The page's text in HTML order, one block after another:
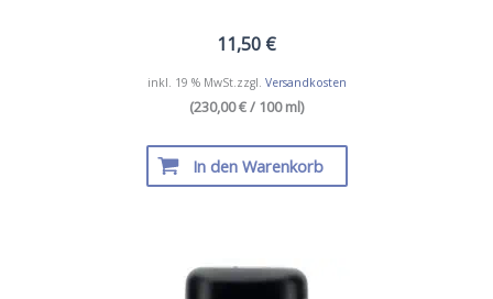
11,50 €
inkl. 19 % MwSt.zzgl. Versandkosten
(230,00 € / 100 ml)
In den Warenkorb